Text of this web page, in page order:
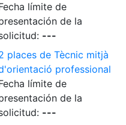
límite de
de la
---
places de Tècnic mitjà
professional
límite de
de la
---